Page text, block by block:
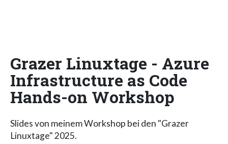
Grazer Linuxtage - Azure
Infrastructure as Code
Hands-on Workshop
Slides von meinem Workshop bei den "Grazer
Linuxtage" 2025.